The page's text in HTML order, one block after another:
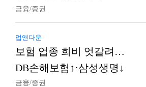
금융/증권
업앤다운
보험 업종 희비 엇갈려…
DB손해보험↑·삼성생명↓
금융/증권